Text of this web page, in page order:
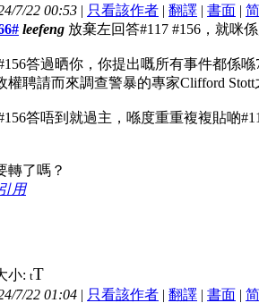
7/22 00:53 | 只看該作者 | 翻譯 | 書面 | 简
leefeng 放棄左回答#117 #156，就咪
答過晒你，你提出嘅所有事件都係
權聘請而來調查警暴的專家Clifford Stott
答唔到就過主，喺度重重複複貼啲
轉了嗎？
引用
小: tT
7/22 01:04 | 只看該作者 | 翻譯 | 書面 | 简